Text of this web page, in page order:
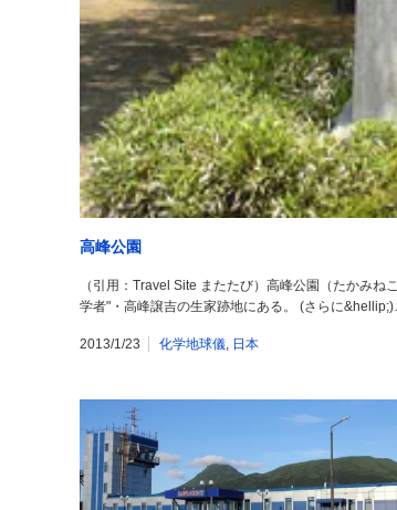
高峰公園
（引用：Travel Site またたび）高峰公園（たかみ
学者"・高峰譲吉の生家跡地にある。 (さらに
2013/1/23 化学地球儀, 日本